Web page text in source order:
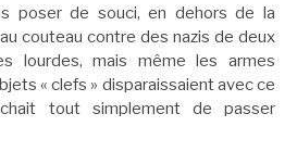
poser de souci, en dehors de la
couteau contre des nazis de deux
lourdes, mais même les armes
« clefs » disparaissaient avec ce
tout simplement de passer